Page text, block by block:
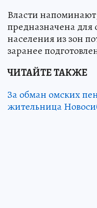
Власти
предназначена для
населения из зон
заранее
ЧИТАЙТЕ ТАКЖЕ
За обман омских
жительница